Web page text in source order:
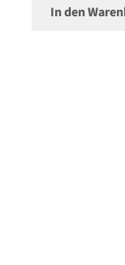
In den